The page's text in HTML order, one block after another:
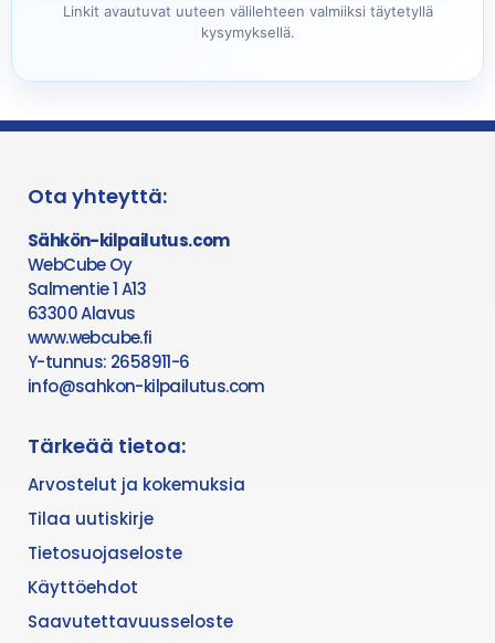
Linkit avautuvat uuteen välilehteen valmiiksi täytetyllä
kysymyksellä.
Ota yhteyttä:
Sähkön-kilpailutus.com
WebCube Oy
Salmentie 1 A13
63300 Alavus
www.webcube.fi
Y-tunnus: 2658911-6
info@sahkon-kilpailutus.com
Tärkeää tietoa:
Arvostelut ja kokemuksia
Tilaa uutiskirje
Tietosuojaseloste
Käyttöehdot
Saavutettavuusseloste